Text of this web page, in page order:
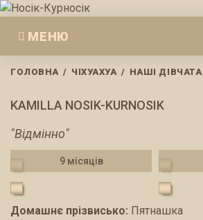
Skip
contentМЕНЮ
ГОЛОВНА / ЧІХУАХУА / НАШІ ДІВЧАТА
KAMILLA NOSIK-KURNOSIK
"Відмінно"
9 місяців
Домашнє прізвисько: Пятнашка